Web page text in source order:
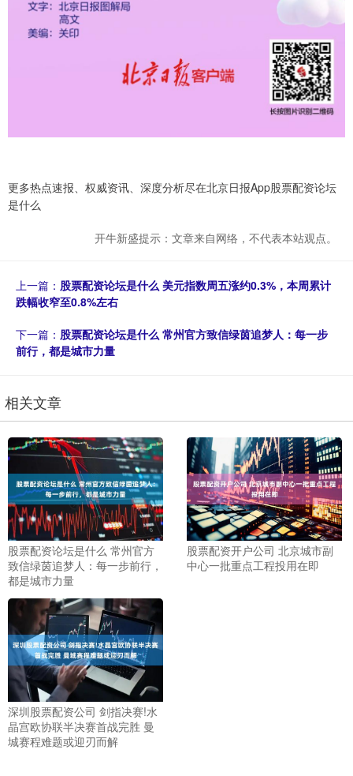
更多热点速报、权威资讯、深度分析尽在北京日报App股票配资论坛
是什么
开牛新盛提示：文章来自网络，不代表本站观点。
上一篇： 股票配资论坛是什么 美元指数周五涨约0.3%，本周累计
跌幅收窄至0.8%左右
下一篇： 股票配资论坛是什么 常州官方致信绿茵追梦人：每一步
前行，都是城市力量
相关文章
股票配资论坛是什么 常州官方
致信绿茵追梦人：每一步前行，
都是城市力量
股票配资开户公司 北京城市副
中心一批重点工程投用在即
深圳股票配资公司 剑指决赛!水
晶宫欧协联半决赛首战完胜 曼
城赛程难题或迎刃而解